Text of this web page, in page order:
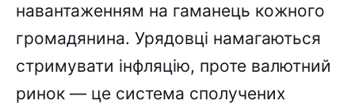
навантаженням на гаманець кожного
громадянина. Урядовці намагаються
стримувати інфляцію, проте валютний
ринок — це система сполучених